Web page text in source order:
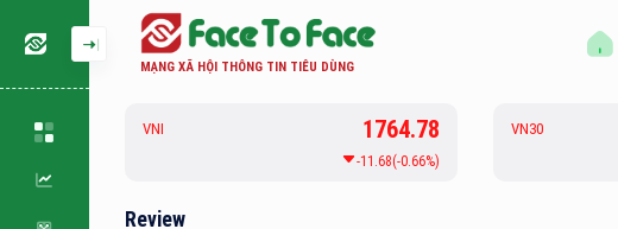
MẠNG XÃ HỘI THÔNG TIN TIÊU DÙNG
126.82 VNI 1764.78
-11.68(-0.66%)
VN30
Review